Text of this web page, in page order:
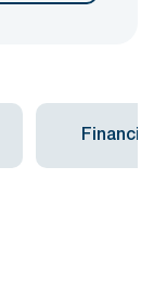
Financial